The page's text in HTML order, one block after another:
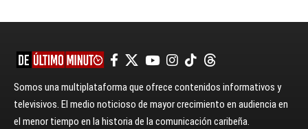
Somos una multiplataforma que ofrece contenidos informativos y
televisivos. El medio noticioso de mayor crecimiento en audiencia en
el menor tiempo en la historia de la comunicación caribeña.